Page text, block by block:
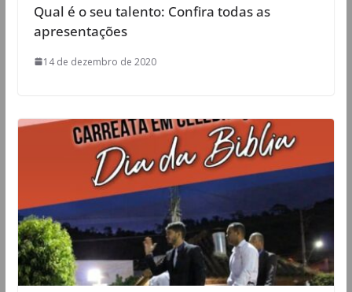
Qual é o seu talento: Confira todas as
apresentações
14 de dezembro de 2020